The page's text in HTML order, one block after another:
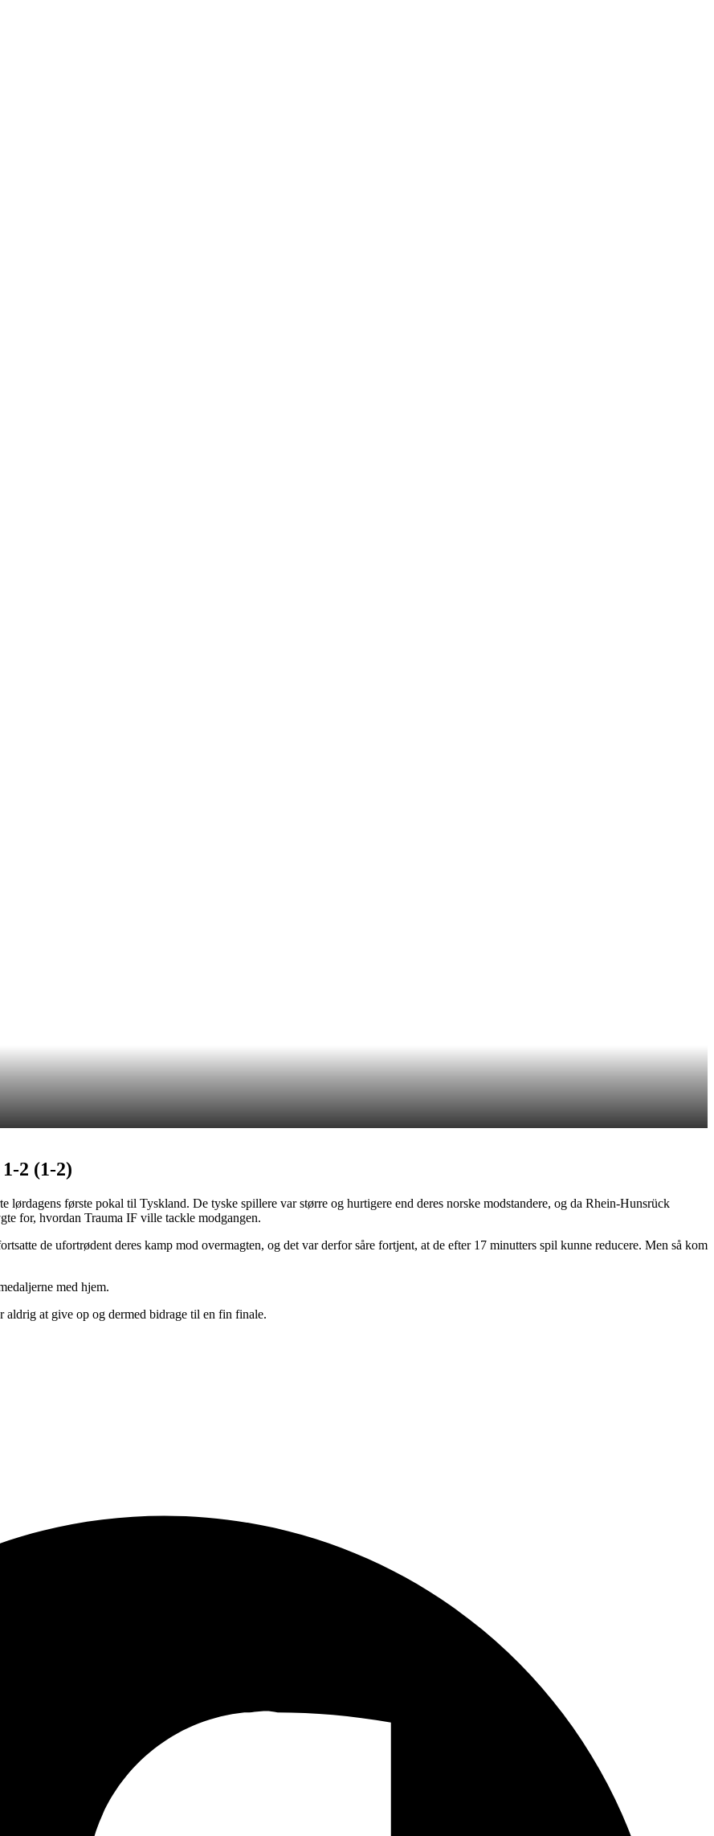
2 (1-2)
første pokal til Tyskland. De tyske spillere var større og hurtigere end deres norske modstandere, og da Rhein-Hunsrück
for, hvordan Trauma IF ville tackle modgangen.
de ufortrødent deres kamp mod overmagten, og det var derfor såre fortjent, at de efter 17 minutters spil kunne reducere. Men så kom
med hjem.
at give op og dermed bidrage til en fin finale.